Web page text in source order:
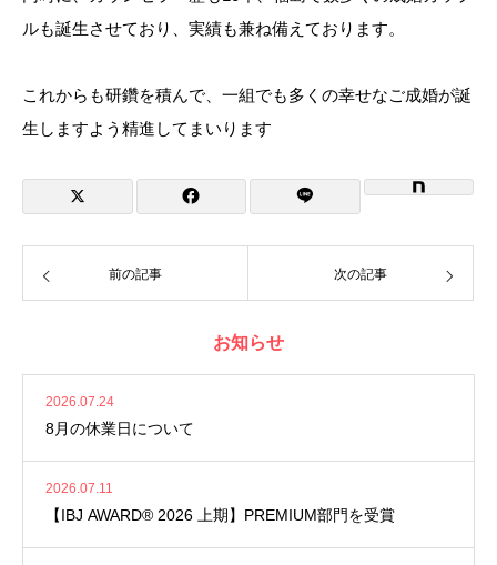
ルも誕生させており、実績も兼ね備えております。
これからも研鑽を積んで、一組でも多くの幸せなご成婚が誕
生しますよう精進してまいります
前の記事 次の記事
お知らせ
2026.07.24
8月の休業日について
2026.07.11
【IBJ AWARD® 2026 上期】PREMIUM部門を受賞